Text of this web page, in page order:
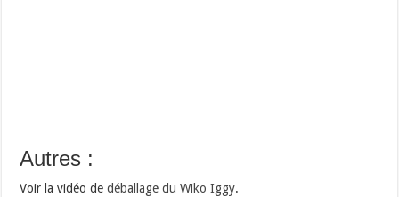
Autres :
Voir la vidéo dedéballage du Wiko Iggy.